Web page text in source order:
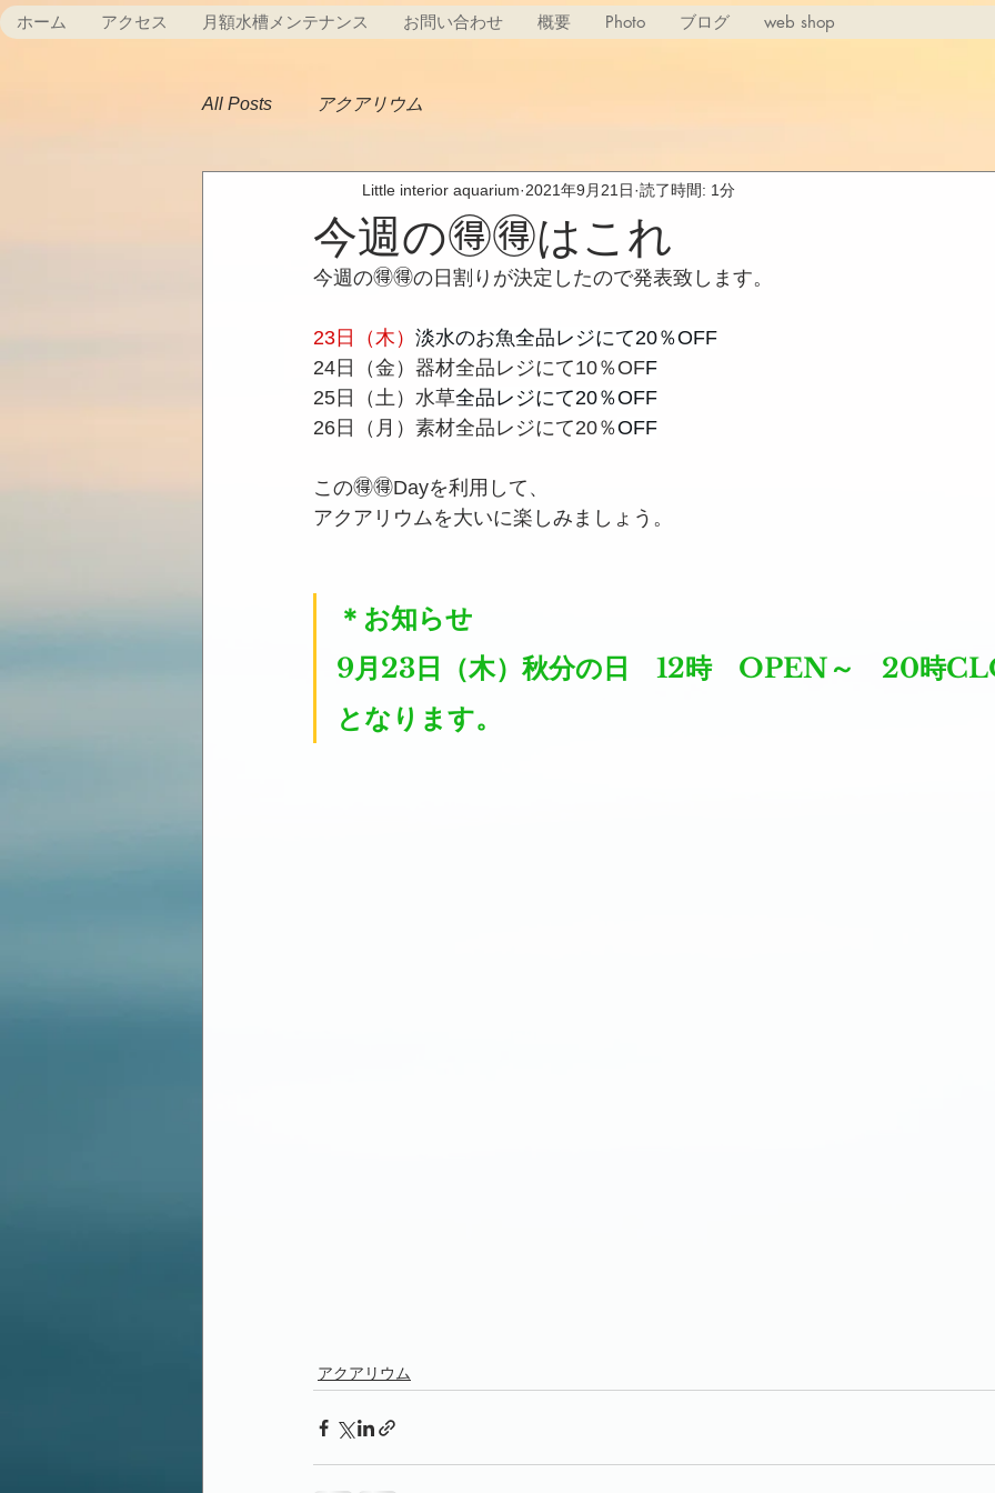
ホーム アクセス 月額水槽メンテナンス お問い合わせ 概要 Photo ブログ web shop
All Posts アクアリウム
今週の🉐🉐はこれ
Little interior aquarium 2021年9月21日 読了時間: 1分
今週の🉐🉐の日割りが決定したので発表致します。
23日（木） 淡水のお魚全品レジにて20％OFF
24日（金）器材全品レジにて10％OFF
25日（土）水草全品レジにて20％OFF
26日（月）素材全品レジにて20％OFF
この🉐🉐Dayを利用して、
アクアリウムを大いに楽しみましょう。
＊お知らせ
9月23日（木）秋分の日　12時　OPEN～　20時
となります。
アクアリウム